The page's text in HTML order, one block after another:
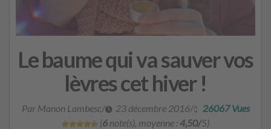
Le baume qui va sauver vos
lèvres cet hiver !
Par Manon Lambesc/ 23 décembre 2016/
26067 Vues
(6 note(s), moyenne : 4,50/5)